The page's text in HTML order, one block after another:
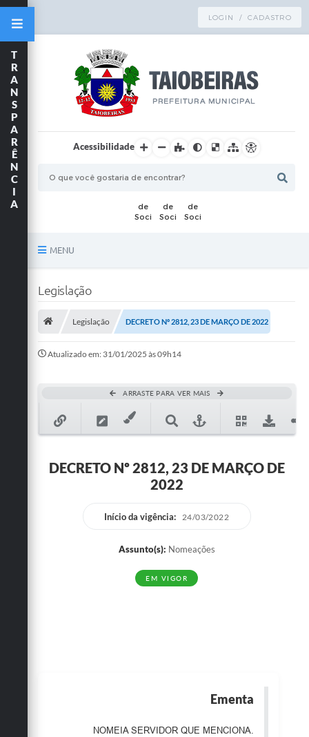
LOGIN / CADASTRO
Acessibilidade
MENU
Mapa do Site
SIC
T
R
A
N
S
P
A
R
Ê
N
C
I
A
Legislação
Legislação DECRETO Nº 2812, 23 DE MARÇO DE 2022
Atualizado em: 31/01/2025 às 09h14
ARRASTE PARA VER MAIS
DECRETO Nº 2812, 23 DE MARÇO DE
2022
Início da vigência: 24/03/2022
Assunto(s): Nomeações
EM VIGOR
Ementa
NOMEIA SERVIDOR QUE MENCIONA.